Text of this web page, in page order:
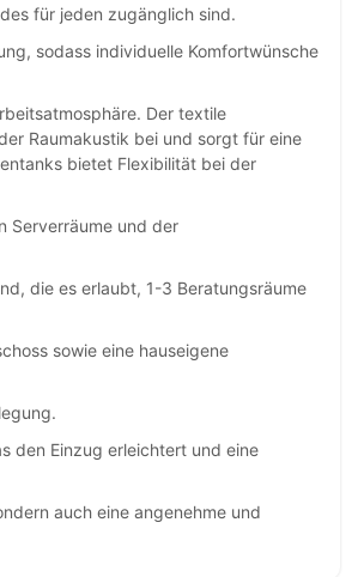
für jeden zugänglich sind.
sodass individuelle Komfortwünsche
Der textile
Raumakustik bei und sorgt für eine
bietet Flexibilität bei der
Serverräume und der
die es erlaubt, 1-3 Beratungsräume
sowie eine hauseigene
den Einzug erleichtert und eine
auch eine angenehme und